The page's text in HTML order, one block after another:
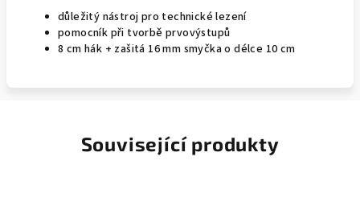
důležitý nástroj pro technické lezení
pomocník při tvorbě prvovýstupů
8 cm hák + zašitá 16 mm smyčka o délce 10 cm
Související produkty